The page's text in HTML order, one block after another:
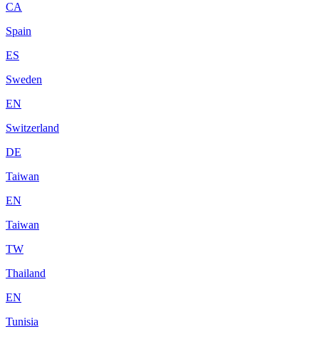
CA
Spain
ES
Sweden
EN
Switzerland
DE
Taiwan
EN
Taiwan
TW
Thailand
EN
Tunisia